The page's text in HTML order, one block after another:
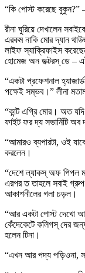
“কি পোস্ট করেছে বুকুন?”
রীনা ঘুরিয়ে দেখালেন
এরকম নাকি মোর দ্যান
লাইফ স্যাক্রিফাইস
হোমেজ অন ডক্টরস্ ডে –
“একটা প্রফেশনাল
পক্ষেই সম্ভব।” লীনা
“কান্ট এগ্রি মোর। অত যদি
ফাইট ফর দ্য সভার্নিটি অব
“আমারও ব্যপারটা, ওই
করলেন।
“দেশে ল্যাকস্ অফ পিপল
এরপর ত তাহলে সবাই গ্রুপ
আকাশনীলের গলা চড়ল।
“আর একটা পোস্ট দেখো
কেঁদেকেটে কলিগস্ দের
হলেন টিনা।
“এখন আর পদ্য পড়িওনা,